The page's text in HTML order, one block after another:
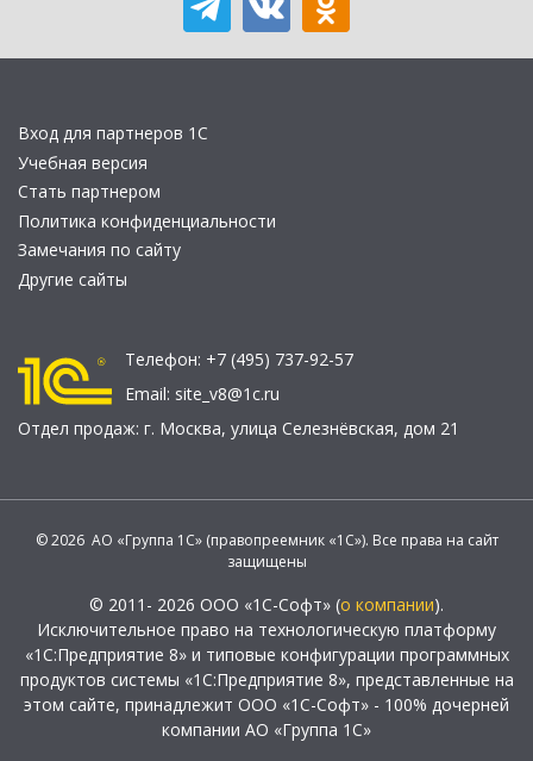
Вход для партнеров 1С
Учебная версия
Стать партнером
Политика конфиденциальности
Замечания по сайту
Другие сайты
Телефон: +7 (495) 737-92-57
Email: site_v8@1c.ru
Отдел продаж: г. Москва, улица Селезнёвская, дом 21
© 2026 АО «Группа 1С» (правопреемник «1С»). Все права на сайт
защищены
© 2011- 2026 ООО «1С-Софт» (о компании).
Исключительное право на технологическую платформу
«1С:Предприятие 8» и типовые конфигурации программных
продуктов системы «1С:Предприятие 8», представленные на
этом сайте, принадлежит ООО «1С-Софт» - 100% дочерней
компании АО «Группа 1С»